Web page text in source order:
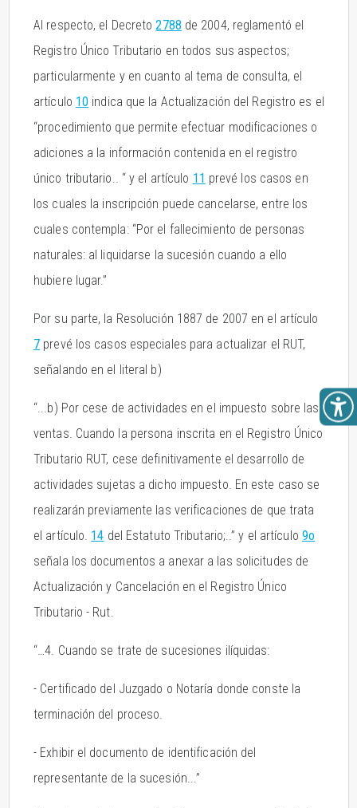
Al respecto, el Decreto2788 de 2004, reglamentó el
Registro Único Tributario en todos sus aspectos;
particularmente y en cuanto al tema de consulta, el
artículo 10 indica que la Actualización del Registro es el
“procedimiento que permite efectuar modificaciones o
adiciones a la información contenida en el registro
único tributario.. “ y el artículo 11 prevé los casos en
los cuales la inscripción puede cancelarse, entre los
cuales contempla: “Por el fallecimiento de personas
naturales: al liquidarse la sucesión cuando a ello
hubiere lugar.”
Por su parte, la Resolución 1887 de 2007 en el artículo
7 prevé los casos especiales para actualizar el RUT,
señalando en el literal b)
“...b) Por cese de actividades en el impuesto sobre las
ventas. Cuando la persona inscrita en el Registro Único
Tributario RUT, cese definitivamente el desarrollo de
actividades sujetas a dicho impuesto. En este caso se
realizarán previamente las verificaciones de que trata
el artículo. 14 del Estatuto Tributario;..” y el artículo 9o
señala los documentos a anexar a las solicitudes de
Actualización y Cancelación en el Registro Único
Tributario - Rut.
“…4. Cuando se trate de sucesiones ilíquidas:
- Certificado del Juzgado o Notaría donde conste la
terminación del proceso.
- Exhibir el documento de identificación del
representante de la sucesión...”